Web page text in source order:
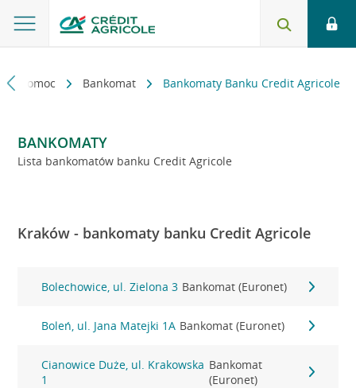
i pomoc Bankomat Bankomaty Banku Credit Agricole
BANKOMATY
Lista bankomatów banku Credit Agricole
Kraków - bankomaty banku Credit Agricole
Bolechowice, ul. Zielona 3 Bankomat (Euronet)
Boleń, ul. Jana Matejki 1A Bankomat (Euronet)
Cianowice Duże, ul. Krakowska
1
Bankomat
(Euronet)